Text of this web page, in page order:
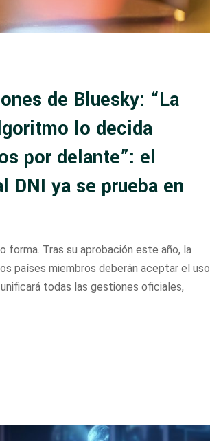
de Bluesky: “La
lo decida
por delante”: el
ya se prueba en
forma. Tras su aprobación este año, la
países miembros deberán aceptar el uso
todas las gestiones oficiales,